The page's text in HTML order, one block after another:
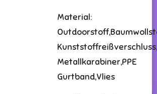
Material:
Kunststoffreißverschluss,
Metallkarabiner,PPE
Gurtband,Vlies